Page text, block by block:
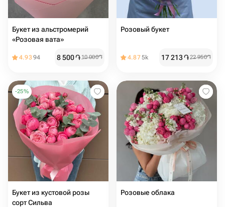
Букет из альстромерий
«Розовая вата»
4.9394 8 500֏10 000֏
Розовый букет
4.875k 17 213֏22 950֏
-25%
Букет из кустовой розы
сорт Сильва
Розовые облака